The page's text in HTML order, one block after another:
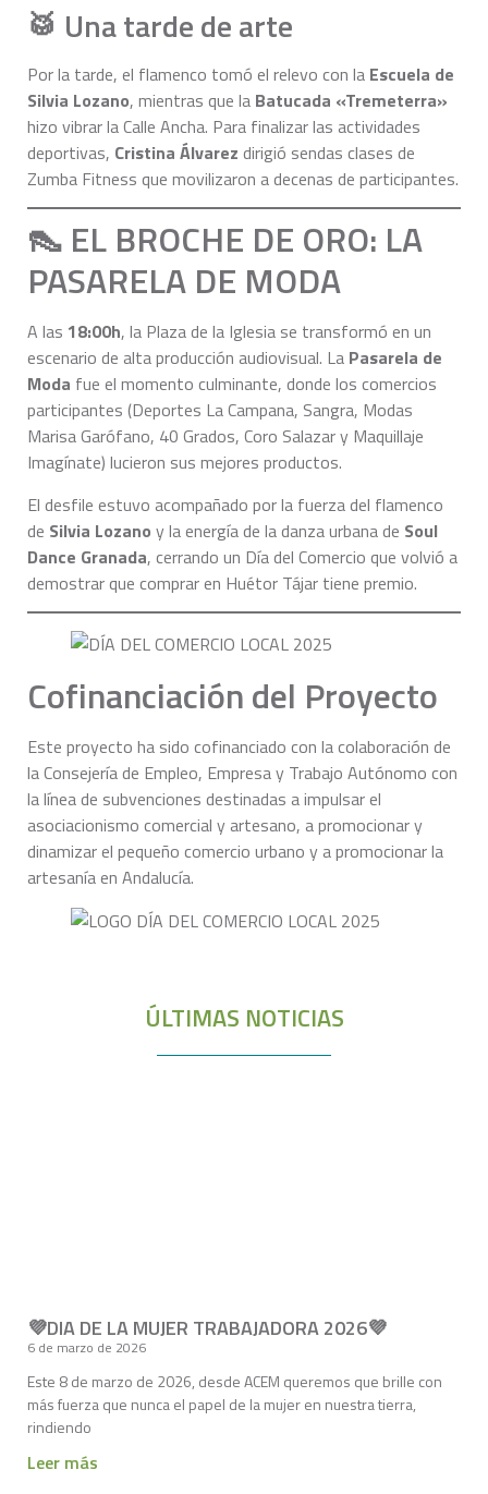
🥁 Una tarde de arte
Por la tarde, el flamenco tomó el relevo con la Escuela de
Silvia Lozano, mientras que la Batucada «Tremeterra»
hizo vibrar la Calle Ancha. Para finalizar las actividades
deportivas, Cristina Álvarez dirigió sendas clases de
Zumba Fitness que movilizaron a decenas de participantes.
👠 EL BROCHE DE ORO: LA
PASARELA DE MODA
A las 18:00h, la Plaza de la Iglesia se transformó en un
escenario de alta producción audiovisual. La Pasarela de
Moda fue el momento culminante, donde los comercios
participantes (Deportes La Campana, Sangra, Modas
Marisa Garófano, 40 Grados, Coro Salazar y Maquillaje
Imagínate) lucieron sus mejores productos.
El desfile estuvo acompañado por la fuerza del flamenco
de Silvia Lozano y la energía de la danza urbana de Soul
Dance Granada, cerrando un Día del Comercio que volvió a
demostrar que comprar en Huétor Tájar tiene premio.
Cofinanciación del Proyecto
Este proyecto ha sido cofinanciado con la colaboración de
la Consejería de Empleo, Empresa y Trabajo Autónomo con
la línea de subvenciones destinadas a impulsar el
asociacionismo comercial y artesano, a promocionar y
dinamizar el pequeño comercio urbano y a promocionar la
artesanía en Andalucía.
ÚLTIMAS NOTICIAS
💜DIA DE LA MUJER TRABAJADORA 2026💜
6 de marzo de 2026
Este 8 de marzo de 2026, desde ACEM queremos que brille con
más fuerza que nunca el papel de la mujer en nuestra tierra,
rindiendo
Leer más